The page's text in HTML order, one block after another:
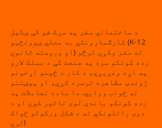
د ساختماني سفر په سړک شو کې ښکیل
کارګمارونکي به محلي ښوونځیو (K-12
او وروسته ثانوي) ته سفر وکړي ترڅو
زده کونکو سره په صنعت کې د مسلک لارو
په اړه وغږیږي، د کار د ځینو اړخونو
ژوندی مظاهره ترسره کړي، او پوښتنو
ته ځواب ووایي. دا ساده تعاملات په
زده کونکو باندې لوی تاثیر کوي او د
دوی راتلونکي ته د شکل ورکولو ځواک
لري!